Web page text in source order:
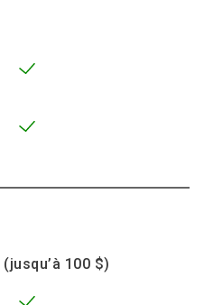
(jusqu’à 100 $)